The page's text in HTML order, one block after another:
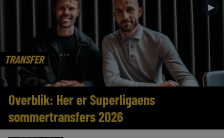
TRANSFER
►
Overblik: Her er Superligaens
sommertransfers 2026